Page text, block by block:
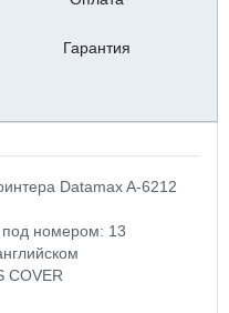
Гарантия
Datamax A-6212
под номером: 13
COVER